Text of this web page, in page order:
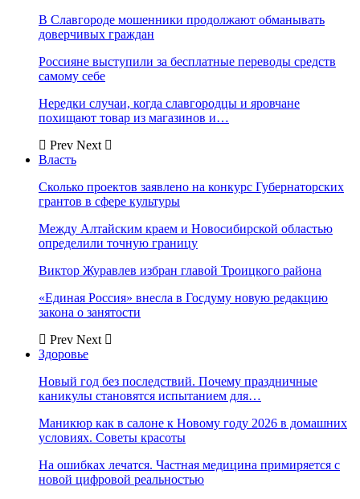
В Славгороде мошенники продолжают обманывать
доверчивых граждан
Россияне выступили за бесплатные переводы средств
самому себе
Нередки случаи, когда славгородцы и яровчане
похищают товар из магазинов и…
Prev Next
Власть
Сколько проектов заявлено на конкурс Губернаторских
грантов в сфере культуры
Между Алтайским краем и Новосибирской областью
определили точную границу
Виктор Журавлев избран главой Троицкого района
«Единая Россия» внесла в Госдуму новую редакцию
закона о занятости
Prev Next
Здоровье
Новый год без последствий. Почему праздничные
каникулы становятся испытанием для…
Маникюр как в салоне к Новому году 2026 в домашних
условиях. Советы красоты
На ошибках лечатся. Частная медицина примиряется с
новой цифровой реальностью